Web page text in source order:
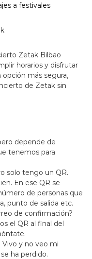
a festivales
Zetak Bilbao
horarios y disfrutar
opción más segura,
de Zetak sin
depende de
tenemos para
solo tengo un QR.
En ese QR se
de personas que
punto de salida etc.
de confirmación?
el QR al final del
y no veo mi
ha perdido.